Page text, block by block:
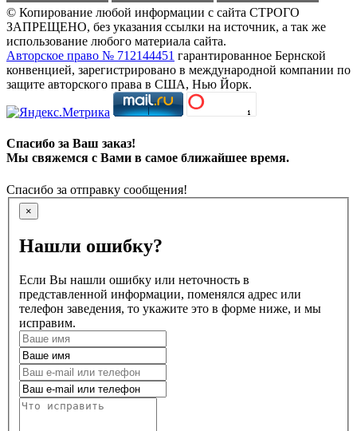
© Копирование любой информации с сайта СТРОГО
ЗАПРЕЩЕНО, без указания ссылки на источник, а так же
использование любого материала сайта.
Авторское право № 712144451 гарантированное Бернской
конвенцией, зарегистрировано в международной компании по
защите авторского права в США, Нью Йорк.
Спасибо за Ваш заказ!
Мы свяжемся с Вами в самое ближайшее время.
Спасибо за отправку сообщения!
×
Нашли ошибку?
Если Вы нашли ошибку или неточность в
представленной информации, поменялся адрес или
телефон заведения, то укажите это в форме ниже, и мы
исправим.